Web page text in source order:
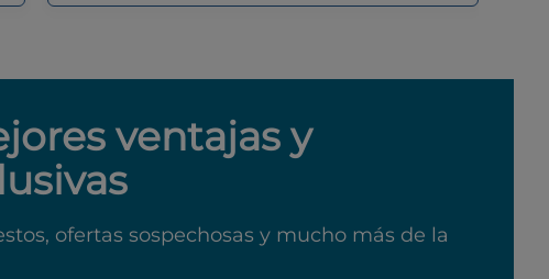
ventajas y
ofertas sospechosas y mucho más de la